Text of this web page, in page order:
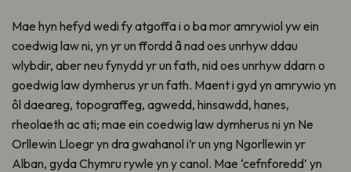
Mae hyn hefyd wedi fy atgoffa i o ba mor amrywiol yw ein
coedwig law ni, yn yr un ffordd â nad oes unrhyw ddau
wlybdir, aber neu fynydd yr un fath, nid oes unrhyw ddarn o
goedwig law dymherus yr un fath. Maent i gyd yn amrywio yn
ôl daeareg, topograffeg, agwedd, hinsawdd, hanes,
rheolaeth ac ati; mae ein coedwig law dymherus ni yn Ne
Orllewin Lloegr yn dra gwahanol i’r un yng Ngorllewin yr
Alban, gyda Chymru rywle yn y canol. Mae ‘cefnforedd’ yn